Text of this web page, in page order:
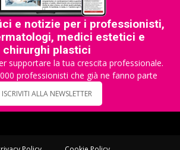
e notizie per i professionisti,
medici estetici e
chirurghi plastici
supportare la tua crescita professionale.
professionisti che già ne fanno parte
ISCRIVITI ALLA NEWSLETTER